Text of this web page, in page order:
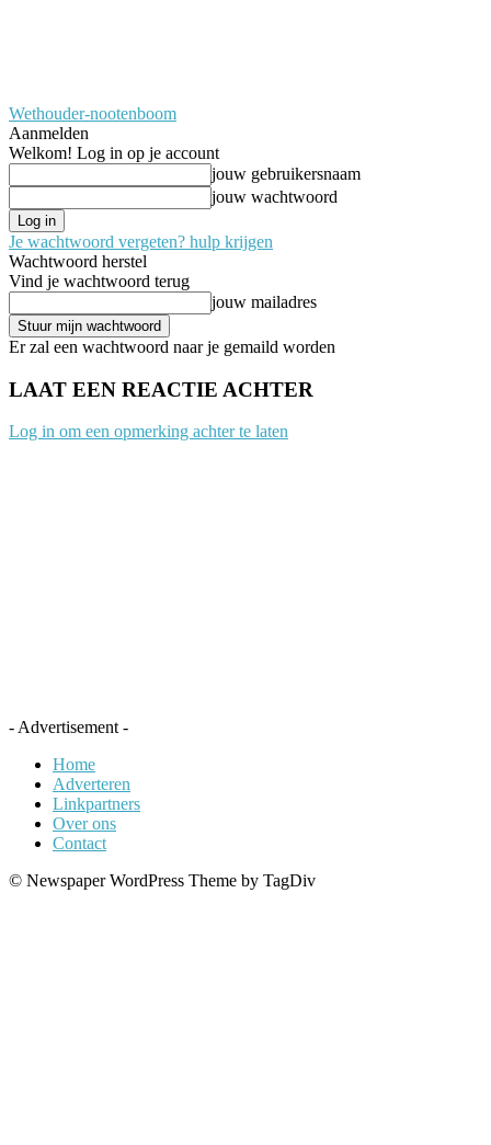
Wethouder-nootenboom
Aanmelden
Welkom! Log in op je account
jouw gebruikersnaam
jouw wachtwoord
Je wachtwoord vergeten? hulp krijgen
Wachtwoord herstel
Vind je wachtwoord terug
jouw mailadres
Er zal een wachtwoord naar je gemaild worden
LAAT EEN REACTIE ACHTER
Log in om een opmerking achter te laten
- Advertisement -
Home
Adverteren
Linkpartners
Over ons
Contact
© Newspaper WordPress Theme by TagDiv